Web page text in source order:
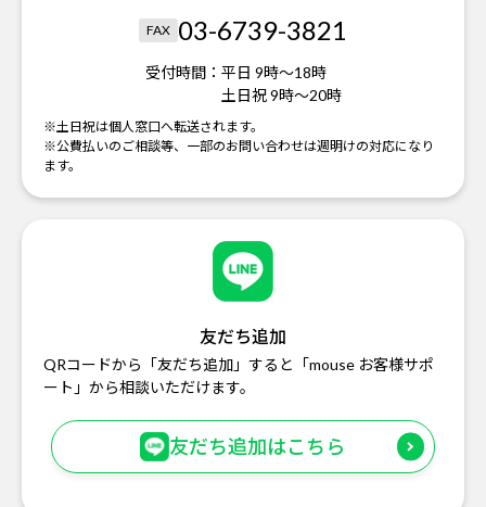
FAX 03-6739-3821
受付時間： 平日 9時～18時
土日祝 9時～20時
※土日祝は個人窓口へ転送されます。
※公費払いのご相談等、一部のお問い合わせは週明けの対応になり
ます。
友だち追加
QRコードから「友だち追加」すると「mouse お客様サポ
ート」から相談いただけます。
友だち追加はこちら